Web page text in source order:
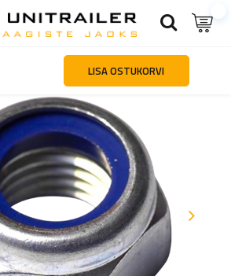
Haagiste osad ja tarvikud Toruklambrid ja -loogad
LISA OSTUKORVI